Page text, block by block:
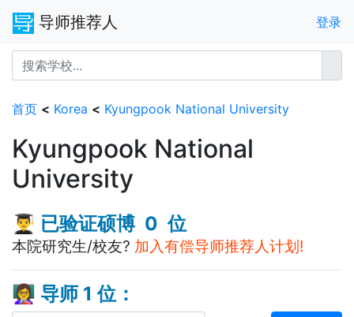
导师推荐人 登录
首页 < Korea < Kyungpook National University
Kyungpook National
University
👨‍🎓 已验证硕博 0 位
本院研究生/校友? 加入有偿导师推荐人计划!
👩‍🏫 导师 1 位：